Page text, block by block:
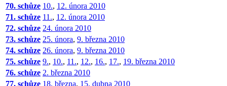
70. schůze 10., 12. února 2010
71. schůze 11., 12. února 2010
72. schůze 24. února 2010
73. schůze 25. února, 9. března 2010
74. schůze 26. února, 9. března 2010
75. schůze 9., 10., 11., 12., 16., 17., 19. března 2010
76. schůze 2. března 2010
77. schůze 18. března, 15. dubna 2010